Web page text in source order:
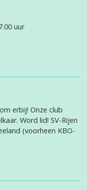
uur
erbij! Onze club
Word lid! SV-Rijen
(voorheen KBO-